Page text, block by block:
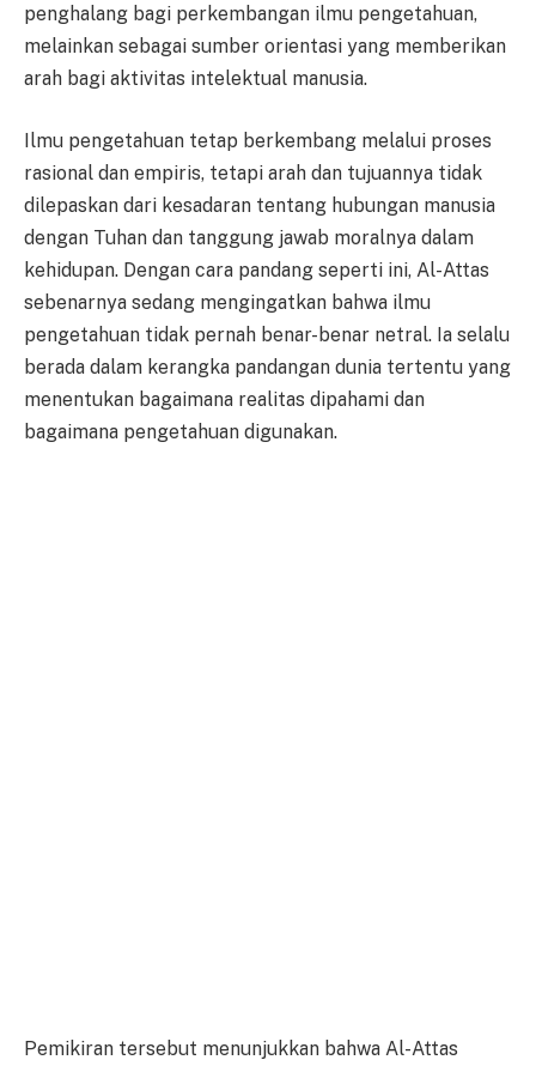
penghalang bagi perkembangan ilmu pengetahuan,
melainkan sebagai sumber orientasi yang memberikan
arah bagi aktivitas intelektual manusia.
Ilmu pengetahuan tetap berkembang melalui proses
rasional dan empiris, tetapi arah dan tujuannya tidak
dilepaskan dari kesadaran tentang hubungan manusia
dengan Tuhan dan tanggung jawab moralnya dalam
kehidupan. Dengan cara pandang seperti ini, Al-Attas
sebenarnya sedang mengingatkan bahwa ilmu
pengetahuan tidak pernah benar-benar netral. Ia selalu
berada dalam kerangka pandangan dunia tertentu yang
menentukan bagaimana realitas dipahami dan
bagaimana pengetahuan digunakan.
Pemikiran tersebut menunjukkan bahwa Al-Attas